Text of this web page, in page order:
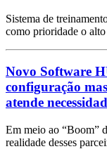
Sistema de
como prioridade o
Novo Software
configuração
atende
Em meio ao “Boom”
realidade desses